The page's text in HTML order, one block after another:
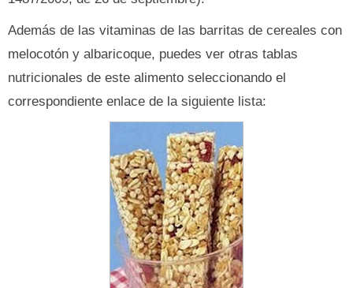
Además de las vitaminas de las barritas de cereales con
melocotón y albaricoque, puedes ver otras tablas
nutricionales de este alimento seleccionando el
correspondiente enlace de la siguiente lista: